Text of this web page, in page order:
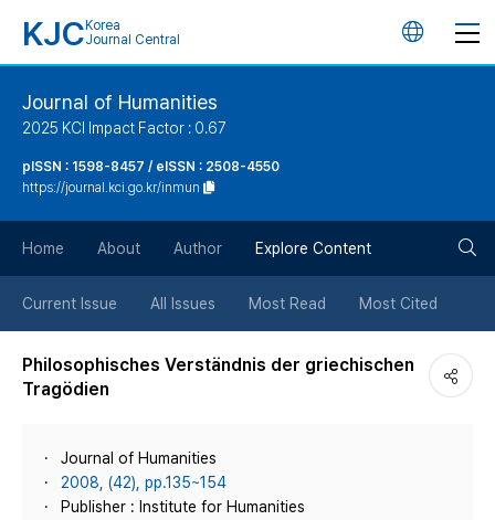
KJC Korea
Journal Central
언
튼
Journal of Humanities
2025 KCI Impact Factor : 0.67
pISSN : 1598-8457 / eISSN : 2508-4550
https://journal.kci.go.kr/inmun
Home About Author Explore Content
Current Issue All Issues Most Read Most Cited
Philosophisches Verständnis der griechischen
Tragödien
Journal of Humanities
2008, (42), pp.135~154
Publisher : Institute for Humanities